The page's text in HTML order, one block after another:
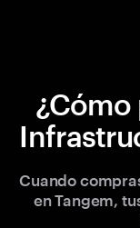
¿Cómo
Cuando
en Tangem,